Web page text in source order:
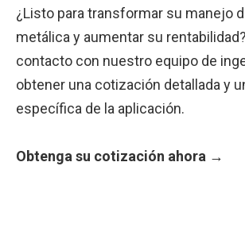
¿Listo para transformar su manejo
metálica y aumentar su
contacto con nuestro equipo de
obtener una cotización detallada y
específica de la aplicación.
Obtenga su cotización ahora →